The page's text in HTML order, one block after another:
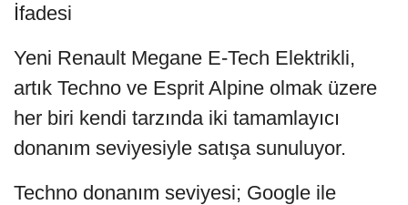
İfadesi
Yeni Renault Megane E-Tech Elektrikli,
artık Techno ve Esprit Alpine olmak üzere
her biri kendi tarzında iki tamamlayıcı
donanım seviyesiyle satışa sunuluyor.
Techno donanım seviyesi; Google ile